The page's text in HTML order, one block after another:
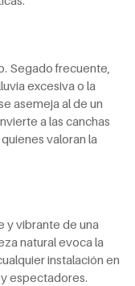
Segado frecuente,
excesiva o la
asemeja al de un
a las canchas
valoran la
y vibrante de una
natural evoca la
instalación en
espectadores.